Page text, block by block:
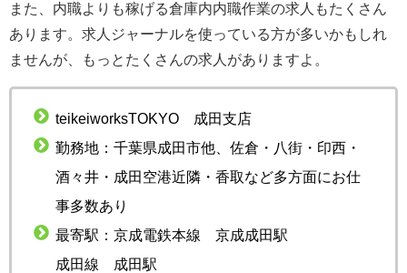
また、内職よりも稼げる倉庫内内職作業の求人もたくさん
あります。求人ジャーナルを使っている方が多いかもしれ
ませんが、もっとたくさんの求人がありますよ。
teikeiworksTOKYO 成田支店
勤務地：千葉県成田市他、佐倉・八街・印西・
酒々井・成田空港近隣・香取など多方面にお仕
事多数あり
最寄駅：京成電鉄本線 京成成田駅
成田線 成田駅